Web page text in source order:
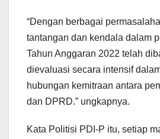
“Dengan berbagai
tantangan dan kendala dalam
Tahun Anggaran 2022 telah
dievaluasi secara intensif
hubungan kemitraan antara
dan DPRD.” ungkapnya.
Kata Politisi PDI-P itu, setiap